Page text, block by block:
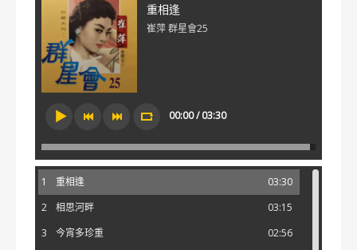
重相逢
崔萍 群星會25
00:00 / 03:30
1 03:30
重相逢
2
03:15
相思河畔
3
02:56
今宵多珍重